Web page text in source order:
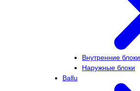
Внутренние блоки
Наружные блоки
Ballu